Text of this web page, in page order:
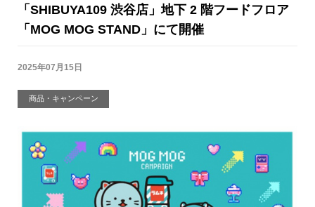
「SHIBUYA109 渋谷店」地下 2 階フードフロア
「MOG MOG STAND」にて開催
2025年07月15日
商品・キャンペーン